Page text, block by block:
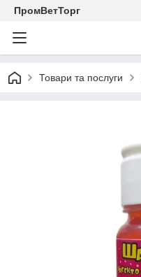
ПромВетТорг
Товари та послуги